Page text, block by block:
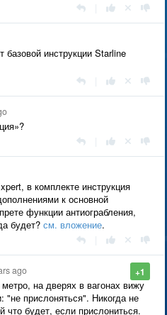
инструкции Starline
в комплекте инструкция
к основной
функции антиограбления,
будет? см. вложение.
+1
ago
на дверях в вагонах вижу
"не прислоняться". Никогда не
что будет, если прислониться.